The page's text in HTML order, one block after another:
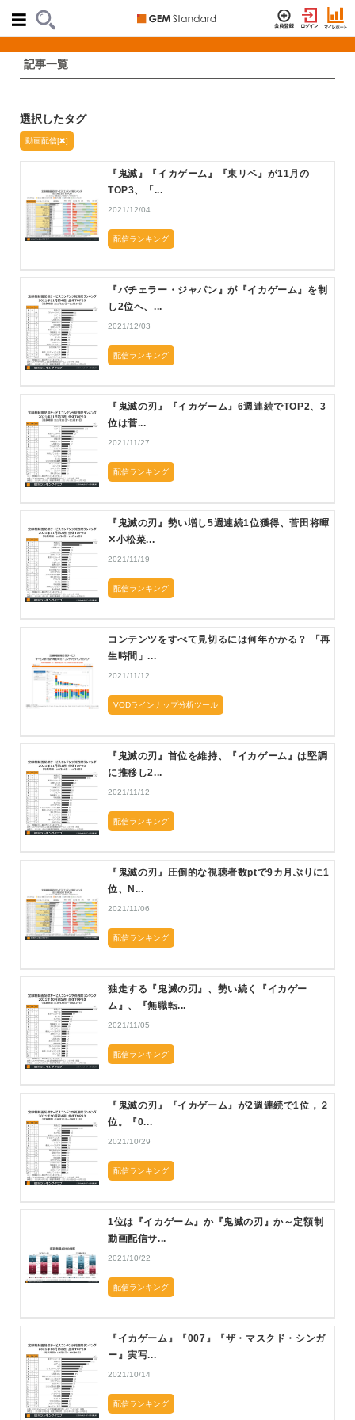
記事一覧
選択したタグ
動画配信[ ]
『鬼滅』『イカゲーム』『東リベ』が11月の
TOP3、「...
2021/12/04
配信ランキング
『バチェラー・ジャパン』が『イカゲーム』を制
し2位へ、...
2021/12/03
配信ランキング
『鬼滅の刃』『イカゲーム』6週連続でTOP2、3
位は菅...
2021/11/27
配信ランキング
『鬼滅の刃』勢い増し5週連続1位獲得、菅田将暉
✕小松菜...
2021/11/19
配信ランキング
コンテンツをすべて見切るには何年かかる？ 「再
生時間」...
2021/11/12
VODラインナップ分析ツール
『鬼滅の刃』首位を維持、『イカゲーム』は堅調
に推移し2...
2021/11/12
配信ランキング
『鬼滅の刃』圧倒的な視聴者数ptで9カ月ぶりに1
位、N...
2021/11/06
配信ランキング
独走する『鬼滅の刃』、勢い続く『イカゲー
ム』、『無職転...
2021/11/05
配信ランキング
『鬼滅の刃』『イカゲーム』が2週連続で1位，２
位。『0...
2021/10/29
配信ランキング
1位は『イカゲーム』か『鬼滅の刃』か～定額制
動画配信サ...
2021/10/22
配信ランキング
『イカゲーム』『007』『ザ・マスクド・シンガ
ー』実写...
2021/10/14
配信ランキング